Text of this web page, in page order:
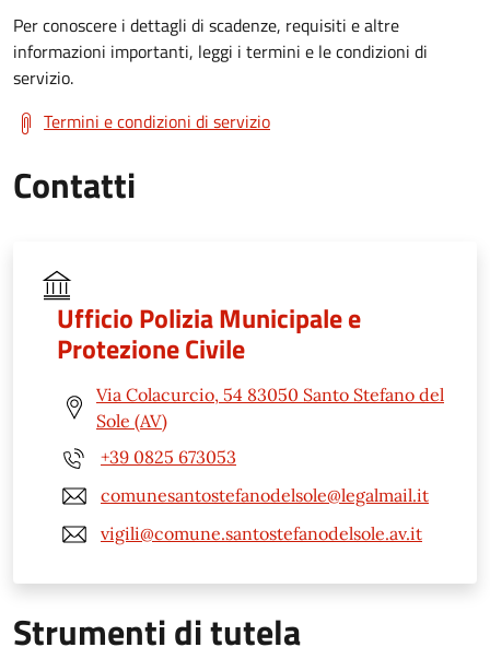
Per conoscere i dettagli di scadenze, requisiti e altre
informazioni importanti, leggi i termini e le condizioni di
servizio.
Termini e condizioni di servizio
Contatti
Ufficio Polizia Municipale e
Protezione Civile
Via Colacurcio, 54 83050 Santo Stefano del
Sole (AV)
+39 0825 673053
comunesantostefanodelsole@legalmail.it
vigili@comune.santostefanodelsole.av.it
Strumenti di tutela